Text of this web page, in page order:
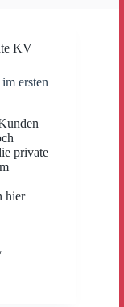
KV
ersten
private
hier